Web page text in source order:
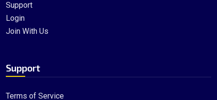
Support
Login
Join With Us
Support
Terms of Service